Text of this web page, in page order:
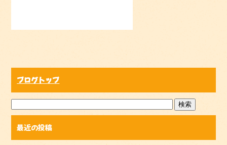
ブログトップ
最近の投稿